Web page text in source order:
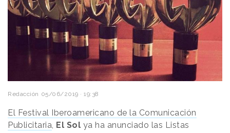
Redacción 05/06/2019 · 19:38
El Festival Iberoamericano de la Comunicación
Publicitaria El Sol ya ha anunciado las Listas